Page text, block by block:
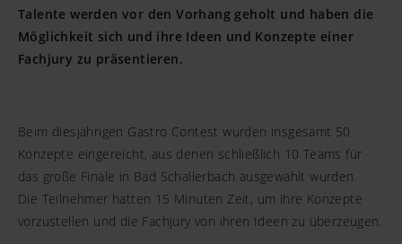
Talente werden vor den Vorhang geholt und haben die
Möglichkeit sich und ihre Ideen und Konzepte einer
Fachjury zu präsentieren.
Beim diesjährigen Gastro Contest wurden insgesamt 50
Konzepte eingereicht, aus denen schließlich 10 Teams für
das große Finale in Bad Schallerbach ausgewählt wurden.
Die Teilnehmer hatten 15 Minuten Zeit, um ihre Konzepte
vorzustellen und die Fachjury von ihren Ideen zu überzeugen.